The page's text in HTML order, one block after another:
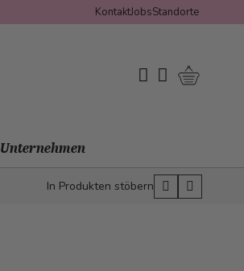
KontaktJobsStandorte
My Wishlist
Mein Konto
Unternehmen
In Produkten stöbern